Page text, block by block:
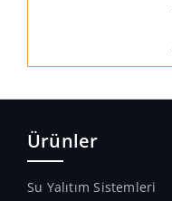
İletişim
Ürünler
Su Yalıtım Sistemleri